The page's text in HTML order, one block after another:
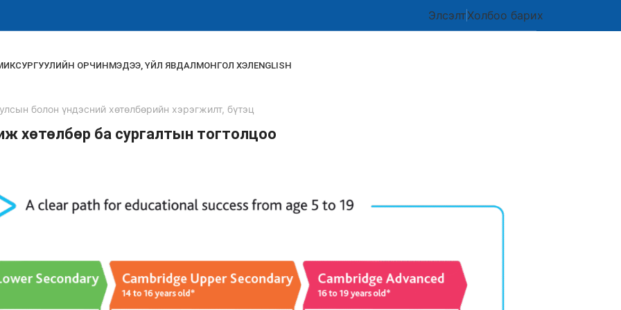
ЭлсэлтХолбоо барих
СУРГУУЛИЙН ОРЧИНМЭДЭЭ, ҮЙЛ ЯВДАЛМОНГОЛ ХЭЛENGLISH
болон үндэсний хөтөлбөрийн хэрэгжилт, бүтэц
хөтөлбөр ба сургалтын тогтолцоо